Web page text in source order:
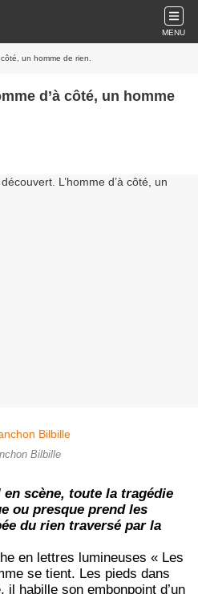
MENU
un homme de rien.
d’à côté, un homme
Bilbille
scène, toute la tragédie
ou presque prend les
du rien traversé par la
en lettres lumineuses « Les
se tient. Les pieds dans
habille son embonpoint d’un